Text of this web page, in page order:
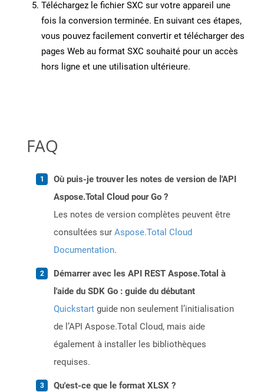
Téléchargez le fichier SXC sur votre appareil une
fois la conversion terminée. En suivant ces étapes,
vous pouvez facilement convertir et télécharger des
pages Web au format SXC souhaité pour un accès
hors ligne et une utilisation ultérieure.
FAQ
Où puis-je trouver les notes de version de l'API
Aspose.Total Cloud pour Go ?
Les notes de version complètes peuvent être
consultées sur Aspose.Total Cloud
Documentation.
Démarrer avec les API REST Aspose.Total à
l'aide du SDK Go : guide du débutant
Quickstart guide non seulement l’initialisation
de l’API Aspose.Total Cloud, mais aide
également à installer les bibliothèques
requises.
Qu'est-ce que le format XLSX ?